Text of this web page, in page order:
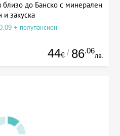
близо до Банско с минерален
и закуска
+ полупансион
44€ / 86.06
лв.